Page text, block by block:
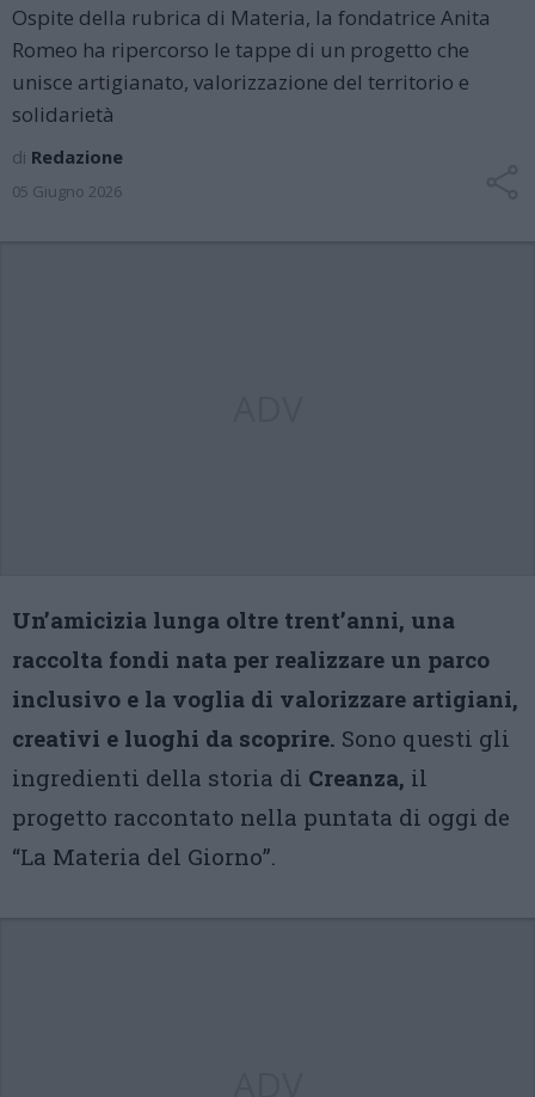
Ospite della rubrica di Materia, la fondatrice Anita
Romeo ha ripercorso le tappe di un progetto che
unisce artigianato, valorizzazione del territorio e
solidarietà
di Redazione
05 Giugno 2026
Un’amicizia lunga oltre trent’anni, una
raccolta fondi nata per realizzare un parco
inclusivo e la voglia di valorizzare artigiani,
creativi e luoghi da scoprire. Sono questi gli
ingredienti della storia di Creanza, il
progetto raccontato nella puntata di oggi de
“La Materia del Giorno”.